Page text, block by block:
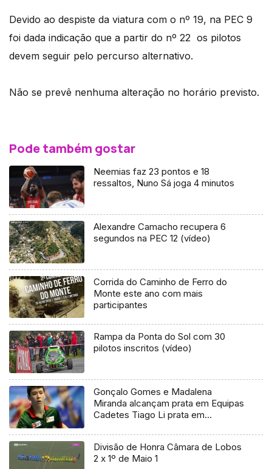
Devido ao despiste da viatura com o nº 19, na PEC 9
foi dada indicação que a partir do nº 22 os pilotos
devem seguir pelo percurso alternativo.
Não se prevê nenhuma alteração no horário previsto.
Pode também gostar
Neemias faz 23 pontos e 18
ressaltos, Nuno Sá joga 4 minutos
Alexandre Camacho recupera 6
segundos na PEC 12 (vídeo)
Corrida do Caminho de Ferro do
Monte este ano com mais
participantes
Rampa da Ponta do Sol com 30
pilotos inscritos (vídeo)
Gonçalo Gomes e Madalena
Miranda alcançam prata em Equipas
Cadetes Tiago Li prata em
Divisão de Honra Câmara de Lobos
2 x 1º de Maio 1